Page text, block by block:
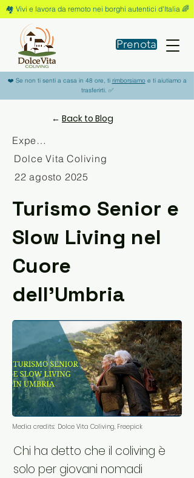
🏘️ Vivi e lavora da remoto nei borghi autentici d'Italia 🌈
Prenota
❤️ Se non ti senti a casa in 48 ore, ti rimborsiamoe ti aiutiamo a
trasferirti. ✅
← Back to Blog
Experience
Dolce Vita Coliving
22 agosto 2025
Turismo Senior e
Slow Living nel
Cuore
dell’Umbria
Media credits: Dolce Vita Coliving, Freepick
Chi ha detto che il coliving è
solo per giovani nomadi